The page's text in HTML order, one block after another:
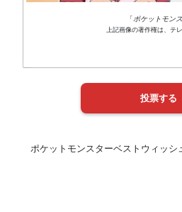
「ポケットモン
上記画像の著作権は、テ
ポケットモンスターベストウィッ